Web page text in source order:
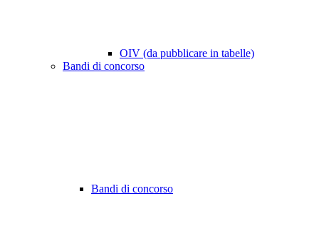
OIV (da pubblicare in tabelle)
Bandi di concorso
Bandi di concorso